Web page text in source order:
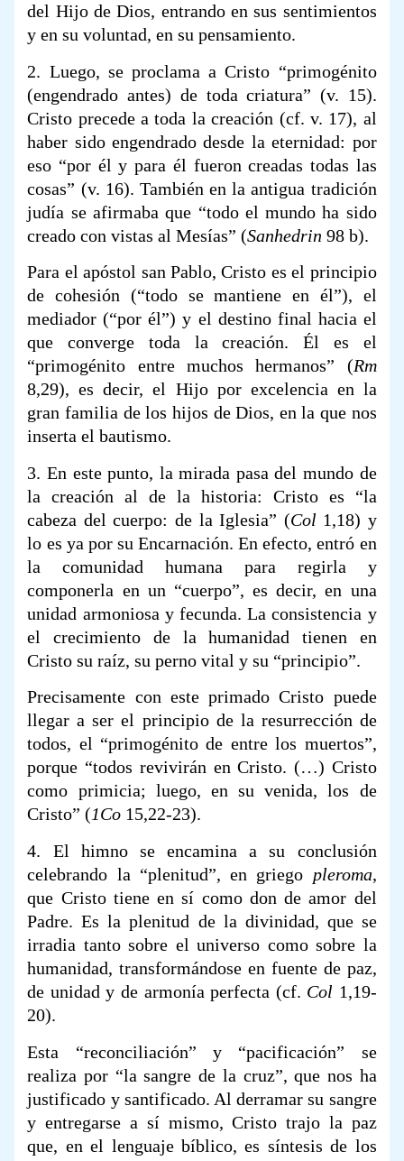
del Hijo de Dios, entrando en sus sentimientos
y en su voluntad, en su pensamiento.
2. Luego, se proclama a Cristo “primogénito
(engendrado antes) de toda criatura” (v. 15).
Cristo precede a toda la creación (cf. v. 17), al
haber sido engendrado desde la eternidad: por
eso “por él y para él fueron creadas todas las
cosas” (v. 16). También en la antigua tradición
judía se afirmaba que “todo el mundo ha sido
creado con vistas al Mesías” (Sanhedrin 98 b).
Para el apóstol san Pablo, Cristo es el principio
de cohesión (“todo se mantiene en él”), el
mediador (“por él”) y el destino final hacia el
que converge toda la creación. Él es el
“primogénito entre muchos hermanos” (Rm
8,29), es decir, el Hijo por excelencia en la
gran familia de los hijos de Dios, en la que nos
inserta el bautismo.
3. En este punto, la mirada pasa del mundo de
la creación al de la historia: Cristo es “la
cabeza del cuerpo: de la Iglesia” (Col 1,18) y
lo es ya por su Encarnación. En efecto, entró en
la comunidad humana para regirla y
componerla en un “cuerpo”, es decir, en una
unidad armoniosa y fecunda. La consistencia y
el crecimiento de la humanidad tienen en
Cristo su raíz, su perno vital y su “principio”.
Precisamente con este primado Cristo puede
llegar a ser el principio de la resurrección de
todos, el “primogénito de entre los muertos”,
porque “todos revivirán en Cristo. (…) Cristo
como primicia; luego, en su venida, los de
Cristo” (1Co 15,22-23).
4. El himno se encamina a su conclusión
celebrando la “plenitud”, en griego pleroma,
que Cristo tiene en sí como don de amor del
Padre. Es la plenitud de la divinidad, que se
irradia tanto sobre el universo como sobre la
humanidad, transformándose en fuente de paz,
de unidad y de armonía perfecta (cf. Col 1,19-
20).
Esta “reconciliación” y “pacificación” se
realiza por “la sangre de la cruz”, que nos ha
justificado y santificado. Al derramar su sangre
y entregarse a sí mismo, Cristo trajo la paz
que, en el lenguaje bíblico, es síntesis de los